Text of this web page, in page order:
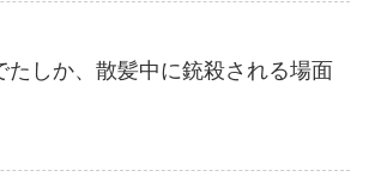
たしか、散髪中に銃殺される場面